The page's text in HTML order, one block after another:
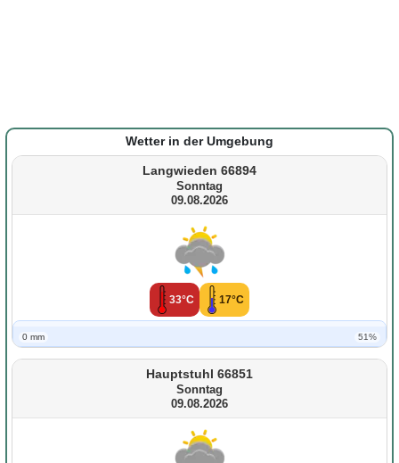
Wetter in der Umgebung
Langwieden 66894
Sonntag
09.08.2026
33°C 17°C
0 mm 51%
Hauptstuhl 66851
Sonntag
09.08.2026